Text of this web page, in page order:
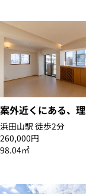
案外近くにある、理
浜田山駅 徒歩2分
260,000円
98.04㎡